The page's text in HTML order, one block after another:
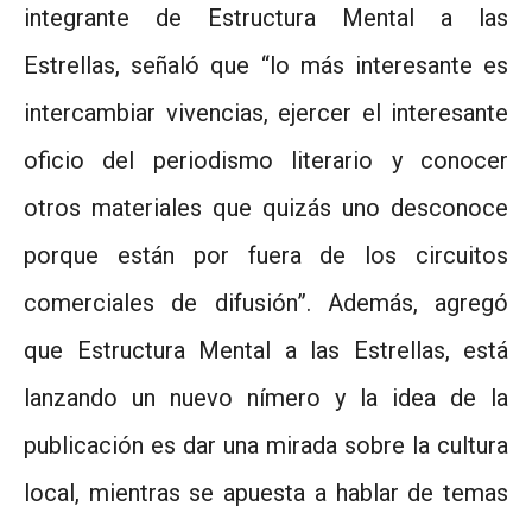
integrante de Estructura Mental a las
Estrellas, señaló que “lo más interesante es
intercambiar vivencias, ejercer el interesante
oficio del periodismo literario y conocer
otros materiales que quizás uno desconoce
porque están por fuera de los circuitos
comerciales de difusión”. Además, agregó
que Estructura Mental a las Estrellas, está
lanzando un nuevo nímero y la idea de la
publicación es dar una mirada sobre la cultura
local, mientras se apuesta a hablar de temas